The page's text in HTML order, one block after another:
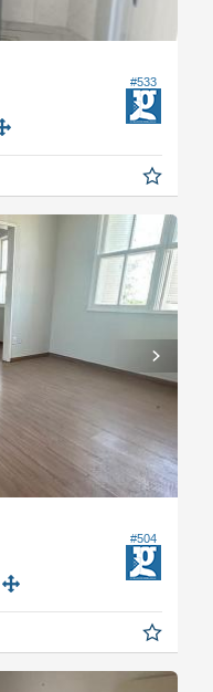
#533
#504